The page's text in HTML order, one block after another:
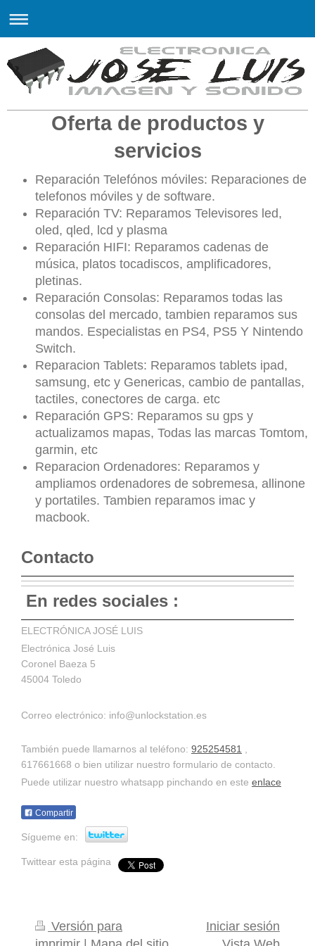
UNLOCKSTATION C.B
Oferta de productos y
servicios
Reparación Telefónos móviles: Reparaciones de
telefonos móviles y de software.
Reparación TV: Reparamos Televisores led,
oled, qled, lcd y plasma
Reparación HIFI: Reparamos cadenas de
música, platos tocadiscos, amplificadores,
pletinas.
Reparación Consolas: Reparamos todas las
consolas del mercado, tambien reparamos sus
mandos. Especialistas en PS4, PS5 Y Nintendo
Switch.
Reparacion Tablets: Reparamos tablets ipad,
samsung, etc y Genericas, cambio de pantallas,
tactiles, conectores de carga. etc
Reparación GPS: Reparamos su gps y
actualizamos mapas, Todas las marcas Tomtom,
garmin, etc
Reparacion Ordenadores: Reparamos y
ampliamos ordenadores de sobremesa, allinone
y portatiles. Tambien reparamos imac y
macbook.
Contacto
En redes sociales :
ELECTRÓNICA JOSÉ LUIS
Electrónica José Luis
Coronel Baeza 5
45004 Toledo
Correo electrónico: info@unlockstation.es
También puede llamarnos al teléfono: 925254581
617661668 o bien utilizar nuestro formulario de contacto.
Puede utilizar nuestro whatsapp pinchando en este enlace
https://wa.link/5a6fql
https://wa.link/5a6fqlhttps://wa.link/5a6fql
Compartir
Sígueme en:
Twittear esta página
Versión para
Iniciar sesión